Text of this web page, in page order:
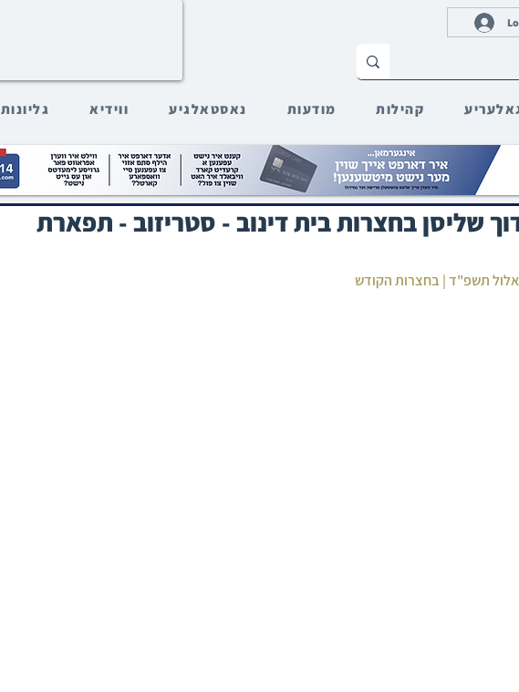
קהילות מודעות נאסטאלגיע ווידיא גליונות
שליסן בחצרות בית דינוב - סטריזוב - תפארת
אלול תשפ"ד | בחצרות הקודש